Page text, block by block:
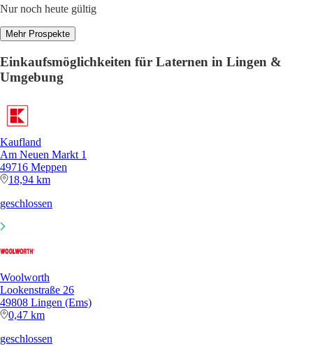
Nur noch heute gültig
Mehr Prospekte
Einkaufsmöglichkeiten für Laternen in Lingen &
Umgebung
Kaufland
Am Neuen Markt 1
49716 Meppen
18,94 km
geschlossen
Woolworth
Lookenstraße 26
49808 Lingen (Ems)
0,47 km
geschlossen